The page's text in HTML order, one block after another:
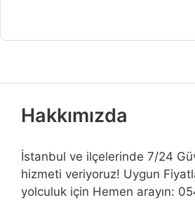
Hakkımızda
İstanbul ve ilçelerinde 7/24
hizmeti veriyoruz! Uygun
yolculuk için Hemen arayın: